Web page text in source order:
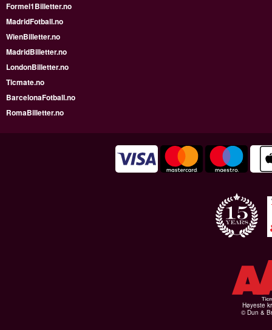
Formel1Billetter.no
MadridFotball.no
WienBilletter.no
MadridBilletter.no
LondonBilletter.no
Ticmate.no
BarcelonaFotball.no
RomaBilletter.no
Høyeste
© Dun &